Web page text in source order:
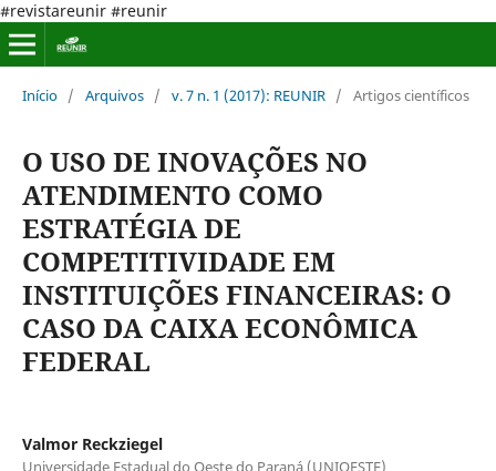
#revistareunir #reunir
Início / Arquivos / v. 7 n. 1 (2017): REUNIR / Artigos científicos
O USO DE INOVAÇÕES NO
ATENDIMENTO COMO
ESTRATÉGIA DE
COMPETITIVIDADE EM
INSTITUIÇÕES FINANCEIRAS: O
CASO DA CAIXA ECONÔMICA
FEDERAL
Valmor Reckziegel
Universidade Estadual do Oeste do Paraná (UNIOESTE)